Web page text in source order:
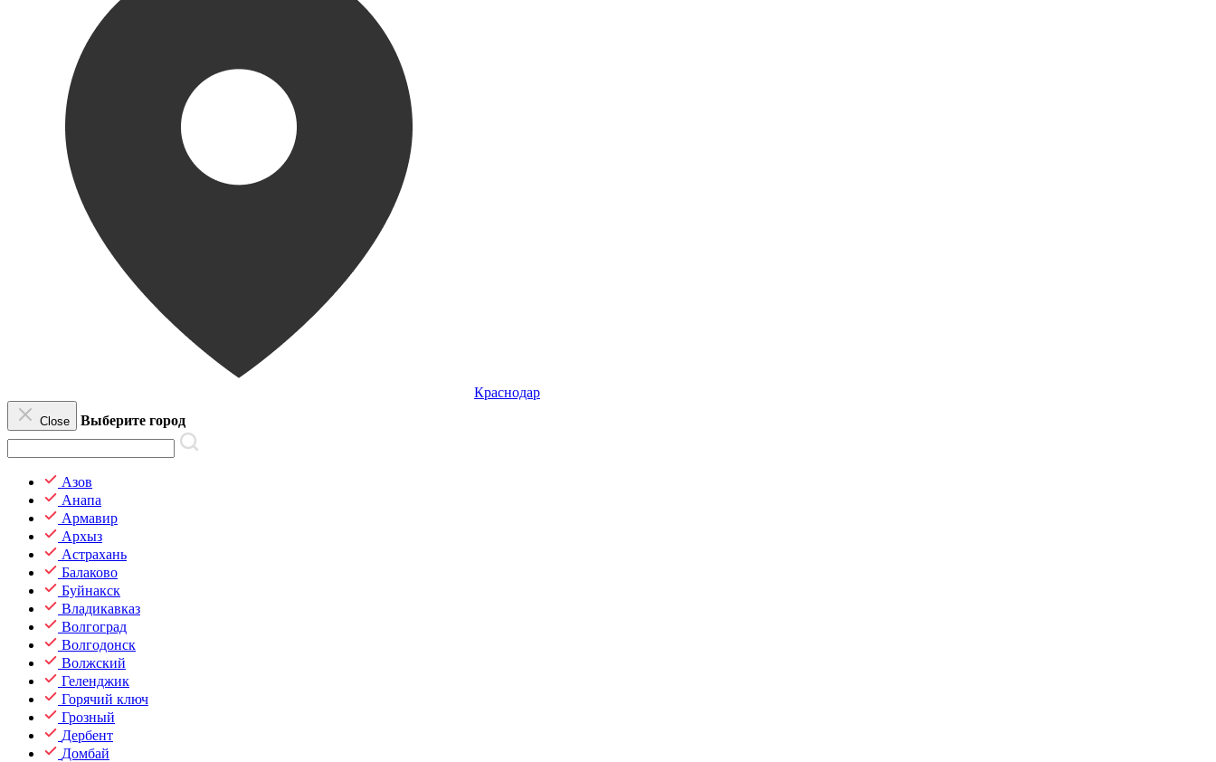
Краснодар
Close Выберите город
Азов
Анапа
Армавир
Архыз
Астрахань
Балаково
Буйнакск
Владикавказ
Волгоград
Волгодонск
Волжский
Геленджик
Горячий ключ
Грозный
Дербент
Домбай